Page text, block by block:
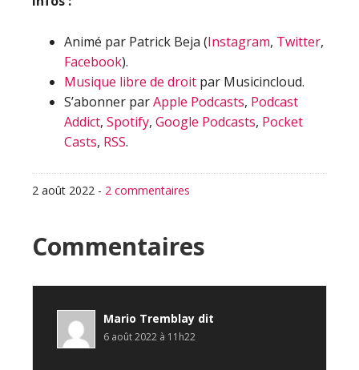
Animé par Patrick Beja (Instagram, Twitter,
Facebook).
Musique libre de droit par Musicincloud.
S’abonner parApple Podcasts, Podcast
Addict, Spotify, Google Podcasts, Pocket
Casts, RSS.
2 août 2022 - 2 commentaires
Interactions
du
lecteur
Commentaires
Mario Tremblay dit
6 août 2022 à 11h22